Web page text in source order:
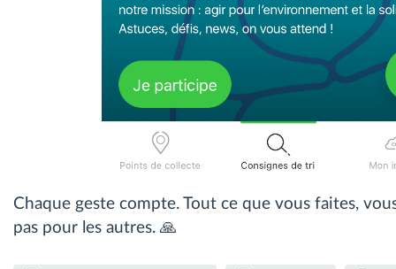
Chaque geste compte. Tout ce que vous faites,
pas pour les autres. 🙏